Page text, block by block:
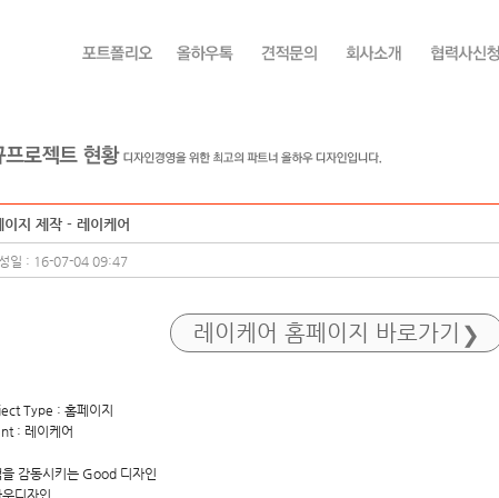
이지 제작 - 레이케어
일 : 16-07-04 09:47
레이케어 홈페이지 바로가기
Type : 홈페이지
: 레이케어
을 감동시키는 Good 디자인
디자인